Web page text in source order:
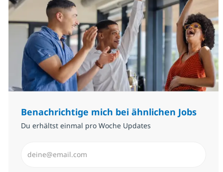
Benachrichtige mich bei ähnlichen Jobs
Du erhältst einmal pro Woche Updates